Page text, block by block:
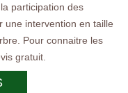
participation des
une intervention en taille
Pour connaitre les
gratuit.